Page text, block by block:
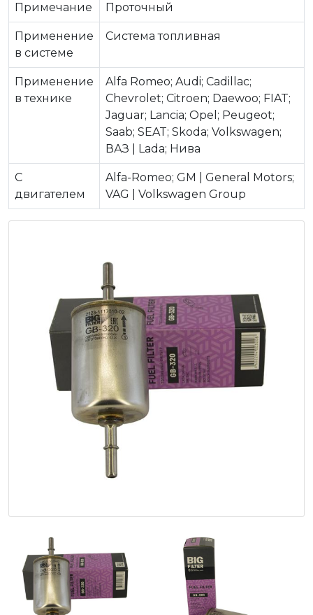
Примечание Проточный
Применение
в системе
Система топливная
Применение
в технике
Alfa Romeo; Audi; Cadillac;
Chevrolet; Citroen; Daewoo; FIAT;
Jaguar; Lancia; Opel; Peugeot;
Saab; SEAT; Skoda; Volkswagen;
ВАЗ | Lada; Нива
C
двигателем
Alfa-Romeo; GM | General Motors;
VAG | Volkswagen Group